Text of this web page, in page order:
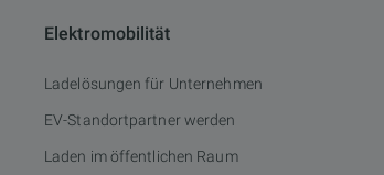
Elektromobilität
Ladelösungen für Unternehmen
EV-Standortpartner werden
Laden im öffentlichen Raum